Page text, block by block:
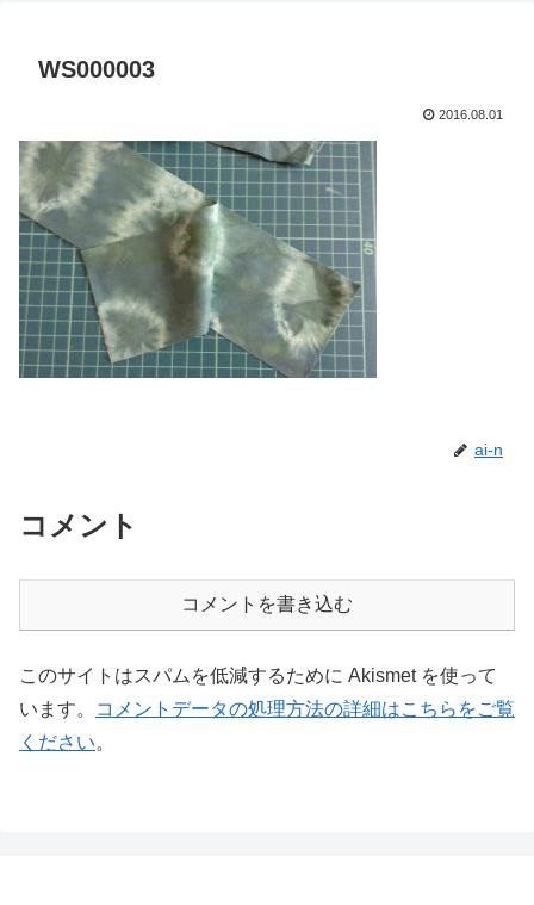
WS000003
2016.08.01
ai-n
コメント
コメントを書き込む
このサイトはスパムを低減するために Akismet を使って
います。
コメントデータの処理方法の詳細はこちらをご覧
ください。